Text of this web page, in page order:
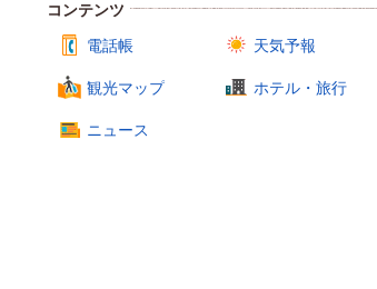
コンテンツ
電話帳
天気予報
観光マップ ホテル・旅行
ニュース